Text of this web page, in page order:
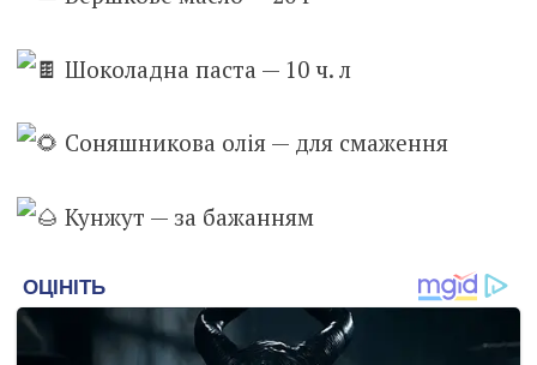
Шоколадна паста — 10 ч. л
Соняшникова олія — для смаження
Кунжут — за бажанням